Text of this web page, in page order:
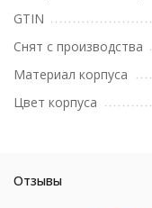
GTIN
Снят с производства
Материал корпуса
Цвет корпуса
Отзывы